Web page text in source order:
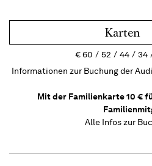
Karten
€60 52 44 34
Informationen zur Buchung der
Mit der Familienkarte 10 €
Alle Infos zur